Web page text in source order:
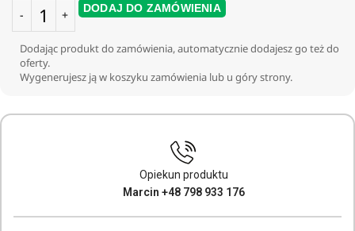
DODAJ DO ZAMÓWIENIA
Dodając produkt do zamówienia, automatycznie dodajesz go też do
oferty.
Wygenerujesz ją w koszyku zamówienia lub u góry strony.
Opiekun produktu
Marcin +48 798 933 176